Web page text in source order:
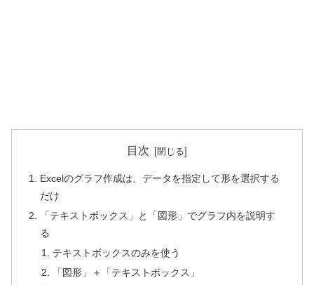
目次
Excelのグラフ作成は、データを指定して形を選択する
だけ
「テキストボックス」と「図形」でグラフ内を説明す
る
テキストボックスのみを使う
「図形」＋「テキストボックス」